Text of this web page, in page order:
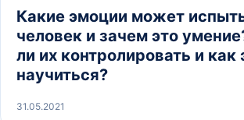
Какие эмоции может
человек и зачем это
ли их контролировать и как
научиться?
31.05.2021